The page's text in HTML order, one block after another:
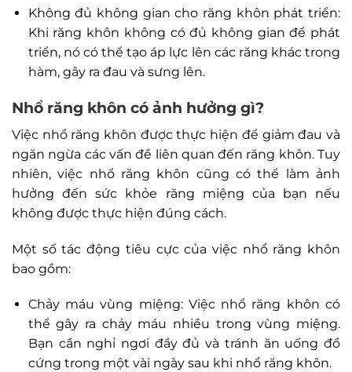
Không đủ không gian cho răng khôn phát triển:
Khi răng khôn không có đủ không gian để phát
triển, nó có thể tạo áp lực lên các răng khác trong
hàm, gây ra đau và sưng lên.
Nhổ răng khôn có ảnh hưởng gì?
Việc nhổ răng khôn được thực hiện để giảm đau và
ngăn ngừa các vấn đề liên quan đến răng khôn. Tuy
nhiên, việc nhổ răng khôn cũng có thể làm ảnh
hưởng đến sức khỏe răng miệng của bạn nếu
không được thực hiện đúng cách.
Một số tác động tiêu cực của việc nhổ răng khôn
bao gồm:
Chảy máu vùng miệng: Việc nhổ răng khôn có
thể gây ra chảy máu nhiều trong vùng miệng.
Bạn cần nghỉ ngơi đầy đủ và tránh ăn uống đồ
cứng trong một vài ngày sau khi nhổ răng khôn.